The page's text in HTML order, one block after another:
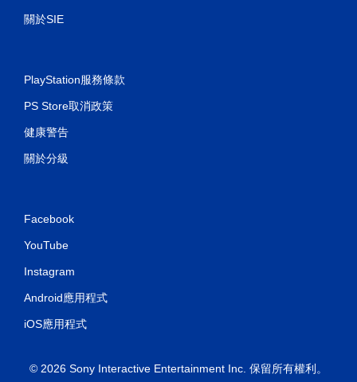
關於SIE
PlayStation服務條款
PS Store取消政策
健康警告
關於分級
Facebook
YouTube
Instagram
Android應用程式
iOS應用程式
© 2026 Sony Interactive Entertainment Inc. 保留所有權利。